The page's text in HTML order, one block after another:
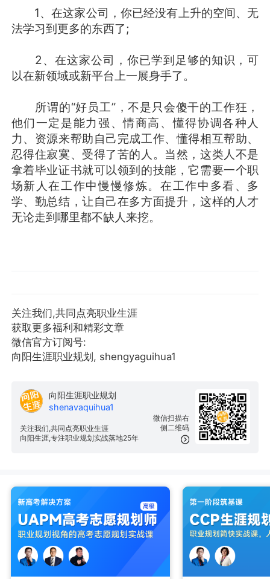
1、在这家公司，你已经没有上升的空间、无
法学习到更多的东西了;
2、在这家公司，你已学到足够的知识，可
以在新领域或新平台上一展身手了。
所谓的“好员工”，不是只会傻干的工作狂，
他们一定是能力强、情商高、懂得协调各种人
力、资源来帮助自己完成工作、懂得相互帮助、
忍得住寂寞、受得了苦的人。当然，这类人不是
拿着毕业证书就可以领到的技能，它需要一个职
场新人在工作中慢慢修炼。在工作中多看、多
学、勤总结，让自己在多方面提升，这样的人才
无论走到哪里都不缺人来挖。
关注我们,共同点亮职业生涯
获取更多福利和精彩文章
微信官方订阅号:
向阳生涯职业规划, shengyaguihua1
微信扫描右
侧二维码
向阳生涯职业规划
shenavaquihua1
关注我们,共同点亮职业生涯
向阳生涯,专注职业规划实战落地25年